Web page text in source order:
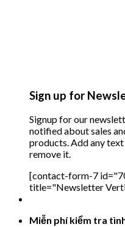
Sign up for
Signup for our
notified about sales
products. Add any
remove it.
[contact-form-7
title="Newsletter
Miễn phí kiểm tra